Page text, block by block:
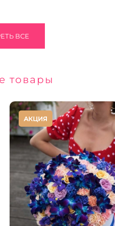
ВСЕ
товары
АКЦИЯ